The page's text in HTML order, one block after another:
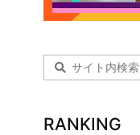
RANKING